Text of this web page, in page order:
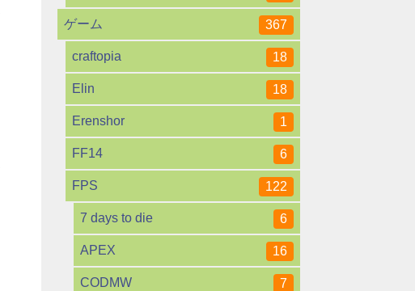
ゲーム 367
craftopia 18
Elin 18
Erenshor 1
FF14 6
FPS 122
7 days to die 6
APEX 16
CODMW 7